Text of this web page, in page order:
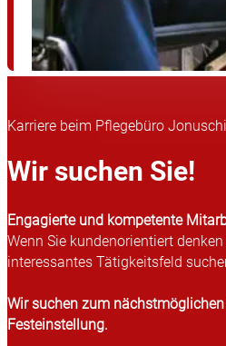
Karriere beim Pflegebüro
Wir suchen Sie!
Engagierte und kompetente
Wenn Sie kundenorientiert
interessantes Tätigkeitsfeld
Wir suchen zum
Festeinstellung.